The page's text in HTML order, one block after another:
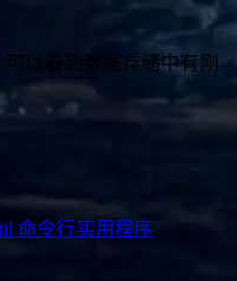
可以看到数据存储中有刚
命令行实用程序